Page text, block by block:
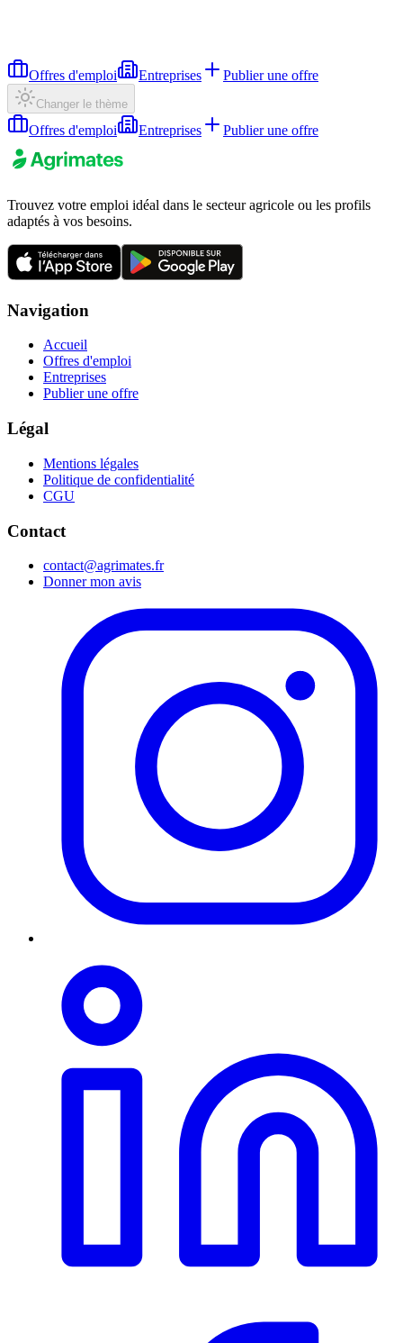
Offres d'emploi Entreprises Publier une offre
Changer le thème
Offres d'emploi Entreprises Publier une offre
Trouvez votre emploi idéal dans le secteur agricole ou les profils
adaptés à vos besoins.
Navigation
Accueil
Offres d'emploi
Entreprises
Publier une offre
Légal
Mentions légales
Politique de confidentialité
CGU
Contact
contact@agrimates.fr
Donner mon avis